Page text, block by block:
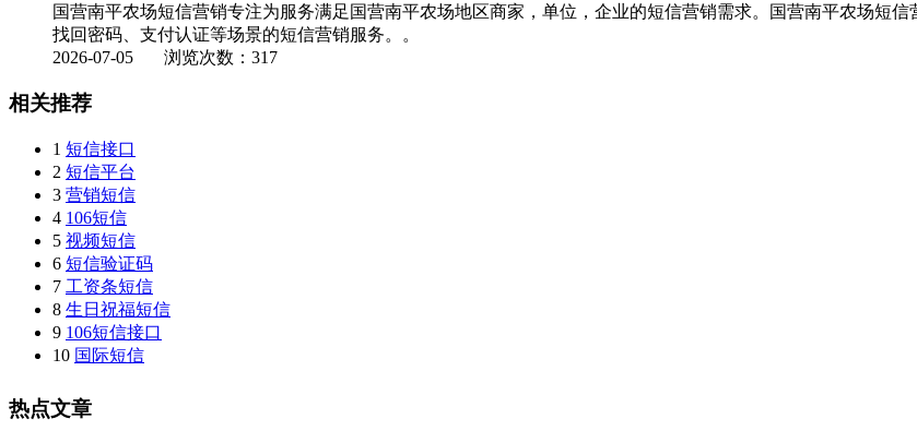
国营南平农场短信营销专注为服务满足国营南平农场地区商家，单位，企业的短信营销需求。国营南平农场短
找回密码、支付认证等场景的短信营销服务。。
2026-07-05 浏览次数：317
相关推荐
1 短信接口
2 短信平台
3 营销短信
4 106短信
5 视频短信
6 短信验证码
7 工资条短信
8 生日祝福短信
9 106短信接口
10 国际短信
热点文章